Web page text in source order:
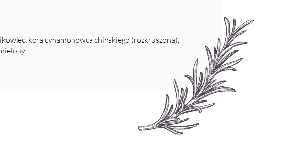
kora cynamonowca chińskiego (rozkruszona),